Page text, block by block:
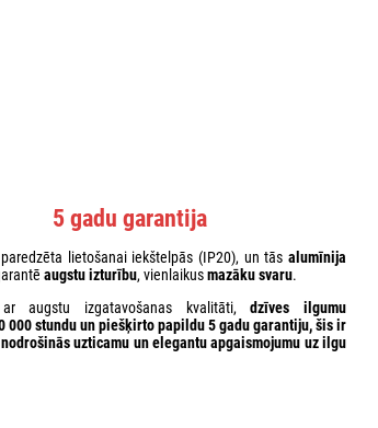
5 gadu garantija
paredzēta lietošanai iekštelpās (IP20), un tās alumīnija
augstu izturību, vienlaikusmazāku svaru.
ar augstu izgatavošanas kvalitāti,dzīves ilgumu
000 stunduunpiešķirto papildu 5 gadu garantiju, šis ir
uzticamu unelegantuapgaismojumu uz ilgu